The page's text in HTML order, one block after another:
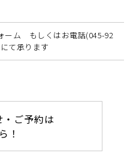
ーム もしくはお電話(045-92
て承ります
ご予約は
！